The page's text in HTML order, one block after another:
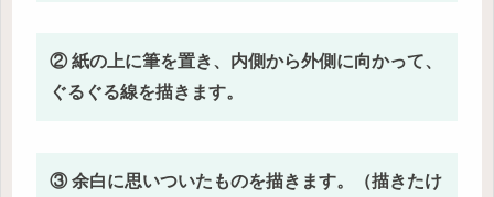
② 紙の上に筆を置き、内側から外側に向かって、
ぐるぐる線を描きます。
③ 余白に思いついたものを描きます。（描きたけ